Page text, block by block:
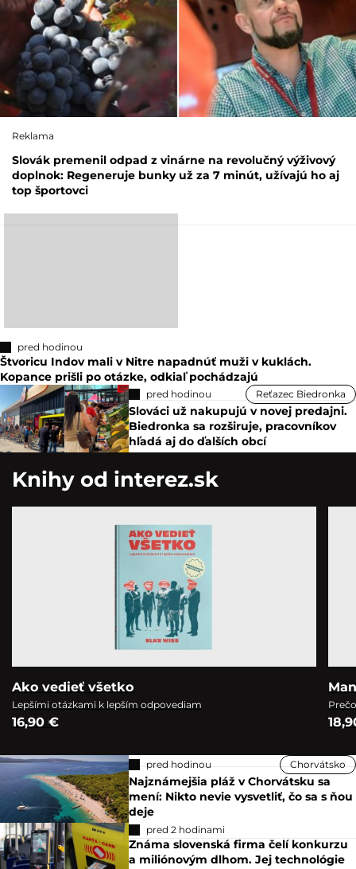
Reklama
Slovák premenil odpad z vinárne na revolučný výživový
doplnok: Regeneruje bunky už za 7 minút, užívajú ho aj
top športovci
pred hodinou
Štvoricu Indov mali v Nitre napadnúť muži v kuklách.
Kopance prišli po otázke, odkiaľ pochádzajú
pred hodinou Reťazec Biedronka
Slováci už nakupujú v novej predajni.
Biedronka sa rozširuje, pracovníkov
hľadá aj do ďalších obcí
Knihy od interez.sk
Ako vedieť všetko
Lepšími otázkami k lepším odpovediam
16,90 €
pred hodinou Chorvátsko
Najznámejšia pláž v Chorvátsku sa
mení: Nikto nevie vysvetliť, čo sa s ňou
deje
pred 2 hodinami
Známa slovenská firma čelí konkurzu
a miliónovým dlhom. Jej technológie